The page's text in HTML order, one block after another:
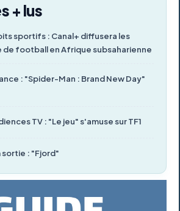
+ lus
sportifs : Canal+ diffusera les
de football en Afrique subsaharienne
: "Spider-Man : Brand New Day"
TV : "Le jeu" s'amuse sur TF1
sortie : "Fjord"